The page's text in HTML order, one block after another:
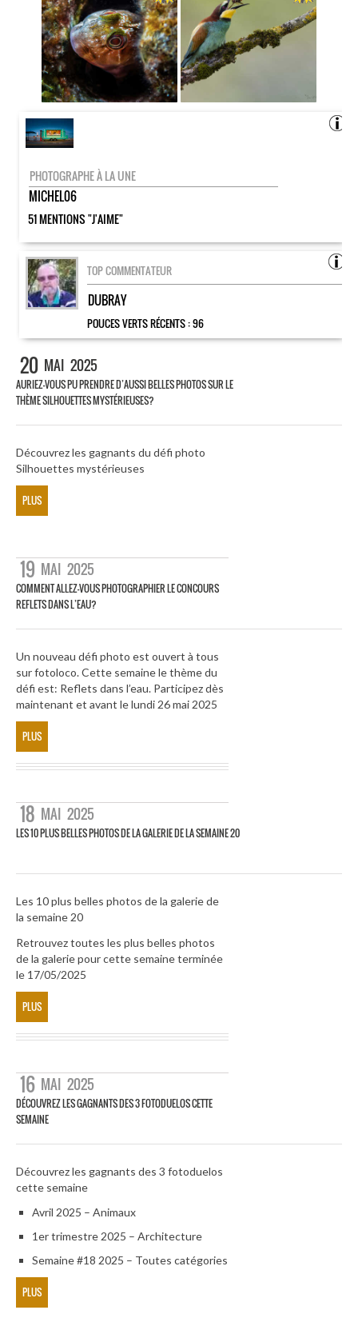
PHOTOGRAPHE À LA UNE
MICHEL06
51 MENTIONS "J'AIME"
TOP COMMENTATEUR
DUBRAY
POUCES VERTS RÉCENTS :96
20 MAI 2025
AURIEZ-VOUS PU PRENDRE D’AUSSI BELLES PHOTOS SUR LE
THÈME SILHOUETTES MYSTÉRIEUSES?
Découvrez les gagnants du défi photo
Silhouettes mystérieuses
PLUS
19 MAI 2025
COMMENT ALLEZ-VOUS PHOTOGRAPHIER LE CONCOURS
REFLETS DANS L’EAU?
Un nouveau défi photo est ouvert à tous
sur fotoloco. Cette semaine le thème du
défi est: Reflets dans l’eau. Participez dès
maintenant et avant le lundi 26 mai 2025
PLUS
18 MAI 2025
LES 10 PLUS BELLES PHOTOS DE LA GALERIE DE LA SEMAINE 20
Les 10 plus belles photos de la galerie de
la semaine 20
Retrouvez toutes les plus belles photos
de la galerie pour cette semaine terminée
le 17/05/2025
PLUS
16 MAI 2025
DÉCOUVREZ LES GAGNANTS DES 3 FOTODUELOS CETTE
SEMAINE
Découvrez les gagnants des 3 fotoduelos
cette semaine
Avril 2025 – Animaux
1er trimestre 2025 – Architecture
Semaine #18 2025 – Toutes catégories
PLUS